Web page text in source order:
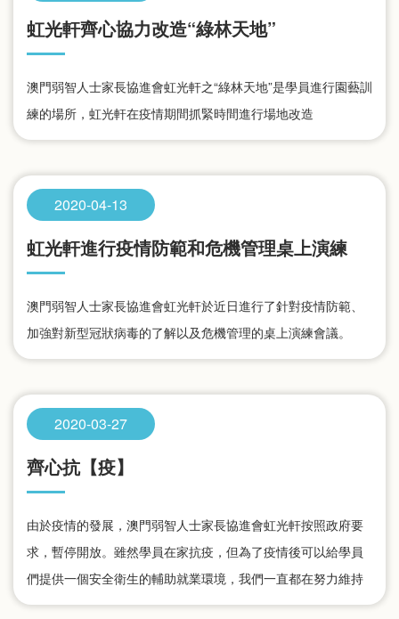
虹光軒齊心協力改造“綠林天地”
澳門弱智人士家長協進會虹光軒之“綠林天地”是學員進行園藝訓
練的場所，虹光軒在疫情期間抓緊時間進行場地改造
2020-04-13
虹光軒進行疫情防範和危機管理桌上演練
澳門弱智人士家長協進會虹光軒於近日進行了針對疫情防範、
加強對新型冠狀病毒的了解以及危機管理的桌上演練會議。
2020-03-27
齊心抗【疫】
由於疫情的發展，澳門弱智人士家長協進會虹光軒按照政府要
求，暫停開放。雖然學員在家抗疫，但為了疫情後可以給學員
們提供一個安全衛生的輔助就業環境，我們一直都在努力維持
基本運作，嚴峻疫情也擋不住我們努力工作的熱情和腳步。